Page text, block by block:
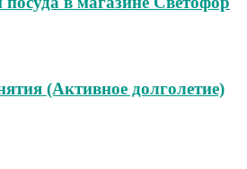
(Активное долголетие)